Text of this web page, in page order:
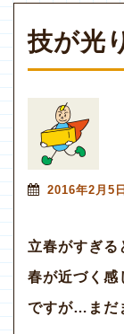
技が光
2016年2月5日
立春がすぎる
春が近づく感
ですが…まだ